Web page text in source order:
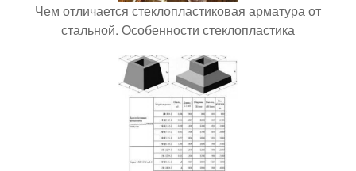
Чем отличается стеклопластиковая арматура от
стальной. Особенности стеклопластика